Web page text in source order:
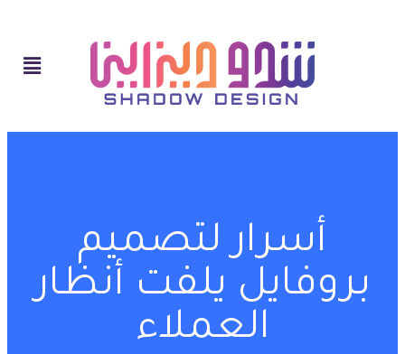
أسرار لتصميم
بروفايل يلفت أنظار
العملاء